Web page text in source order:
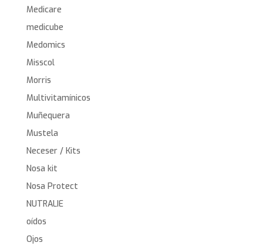
Medicare
medicube
Medomics
Misscol
Morris
Multivitamínicos
Muñequera
Mustela
Neceser / Kits
Nosa kit
Nosa Protect
NUTRALIE
oídos
Ojos